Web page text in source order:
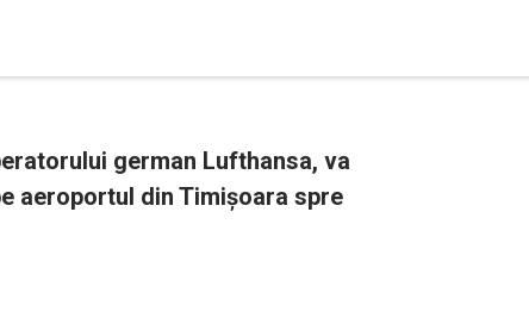
german Lufthansa, va
aeroportul din Timișoara spre